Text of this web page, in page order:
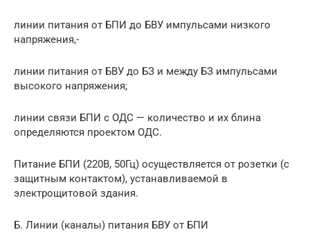
линии питания от БПИ до БВУ импульсами низкого
напряжения,-
линии питания от БВУ до БЗ и между БЗ импульсами
высокого напряжения;
линии связи БПИ с ОДС — количество и их блина
определяются проектом ОДС.
Питание БПИ (220В, 50Гц) осуществляется от розетки (с
защитным контактом), устанавливаемой в
электрощитовой здания.
Б. Линии (каналы) питания БВУ от БПИ